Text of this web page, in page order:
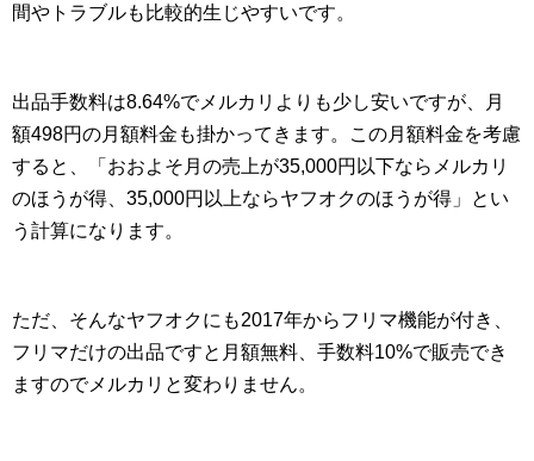
間やトラブルも比較的生じやすいです。
出品手数料は8.64%でメルカリよりも少し安いですが、月
額498円の月額料金も掛かってきます。この月額料金を考慮
すると、「おおよそ月の売上が35,000円以下ならメルカリ
のほうが得、35,000円以上ならヤフオクのほうが得」とい
う計算になります。
ただ、そんなヤフオクにも2017年からフリマ機能が付き、
フリマだけの出品ですと月額無料、手数料10%で販売でき
ますのでメルカリと変わりません。